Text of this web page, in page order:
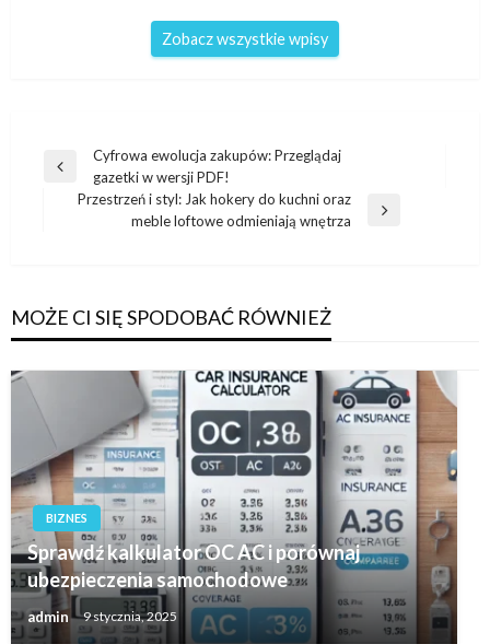
Zobacz wszystkie wpisy
Nawigacja
wpisu
Poprzedni
Cyfrowa ewolucja zakupów: Przeglądaj
gazetki w wersji PDF!
Przestrzeń i styl: Jak hokery do kuchni oraz
meble loftowe odmieniają wnętrza
MOŻE CI SIĘ SPODOBAĆ RÓWNIEŻ
BIZNES
Sprawdź kalkulator OC AC i porównaj
ubezpieczenia samochodowe
admin 9 stycznia, 2025